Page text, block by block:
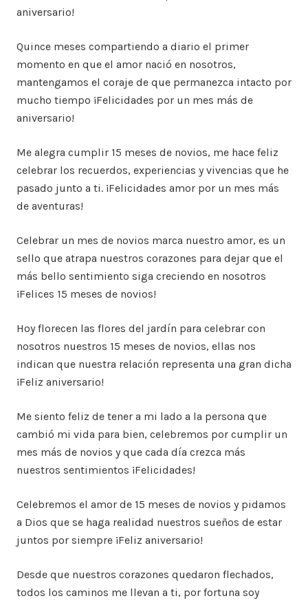
aniversario!
Quince meses compartiendo a diario el primer
momento en que el amor nació en nosotros,
mantengamos el coraje de que permanezca intacto por
mucho tiempo ¡Felicidades por un mes más de
aniversario!
Me alegra cumplir 15 meses de novios, me hace feliz
celebrar los recuerdos, experiencias y vivencias que he
pasado junto a ti. ¡Felicidades amor por un mes más
de aventuras!
Celebrar un mes de novios marca nuestro amor, es un
sello que atrapa nuestros corazones para dejar que el
más bello sentimiento siga creciendo en nosotros
¡Felices 15 meses de novios!
Hoy florecen las flores del jardín para celebrar con
nosotros nuestros 15 meses de novios, ellas nos
indican que nuestra relación representa una gran dicha
¡Feliz aniversario!
Me siento feliz de tener a mi lado a la persona que
cambió mi vida para bien, celebremos por cumplir un
mes más de novios y que cada día crezca más
nuestros sentimientos ¡Felicidades!
Celebremos el amor de 15 meses de novios y pidamos
a Dios que se haga realidad nuestros sueños de estar
juntos por siempre ¡Feliz aniversario!
Desde que nuestros corazones quedaron flechados,
todos los caminos me llevan a ti, por fortuna soy